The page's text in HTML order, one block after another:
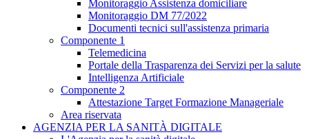
Monitoraggio Assistenza domiciliare
Monitoraggio DM 77/2022
Documenti tecnici sull'assistenza primaria
Componente 1
Telemedicina
Portale della Trasparenza dei Servizi per la salute
Intelligenza Artificiale
Componente 2
Attestazione Target Formazione Manageriale
Area riservata
AGENZIA PER LA SANITÀ DIGITALE